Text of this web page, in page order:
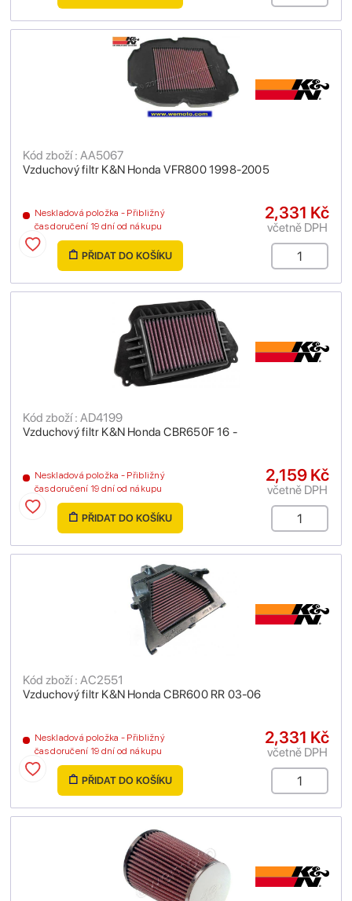
Vzduchový filtr K&N Honda VFR800 1998-2005
Kód zboží : AA5067
Neskladová položka - Přibližný
čas doručení 19 dní od nákupu
2,331 Kč
včetně DPH
PŘIDAT DO KOŠÍKU
Vzduchový filtr K&N Honda CBR650F 16 -
Kód zboží : AD4199
Neskladová položka - Přibližný
čas doručení 19 dní od nákupu
2,159 Kč
včetně DPH
PŘIDAT DO KOŠÍKU
Vzduchový filtr K&N Honda CBR600 RR 03-06
Kód zboží : AC2551
Neskladová položka - Přibližný
čas doručení 19 dní od nákupu
2,331 Kč
včetně DPH
PŘIDAT DO KOŠÍKU